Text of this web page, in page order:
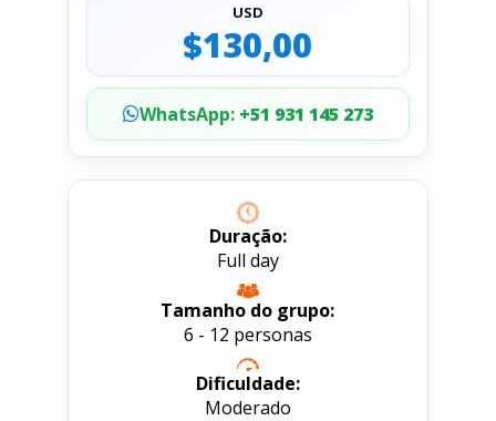
USD
$130,00
WhatsApp:+51 931 145 273
Duração:
Full day
Tamanho do grupo:
6 - 12 personas
Dificuldade:
Moderado